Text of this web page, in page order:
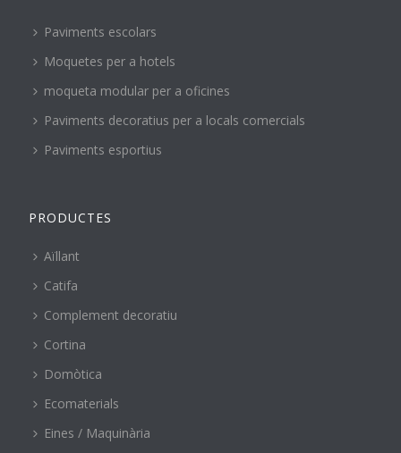
Paviments escolars
Moquetes per a hotels
moqueta modular per a oficines
Paviments decoratius per a locals comercials
Paviments esportius
PRODUCTES
Aïllant
Catifa
Complement decoratiu
Cortina
Domòtica
Ecomaterials
Eines / Maquinària